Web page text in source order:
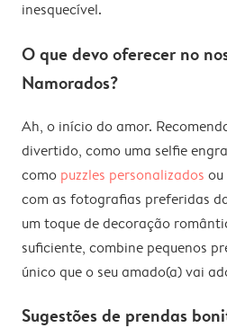
inesquecível.
O que devo oferecer no
Namorados?
Ah, o início do amor.
divertido, como uma selfie
como puzzles personalizados ou
com as fotografias preferidas
um toque de decoração
suficiente, combine pequenos
único que o seu amado(a) vai
Sugestões de prendas